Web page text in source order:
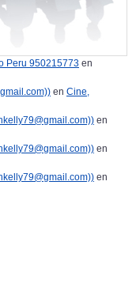
Peru 950215773 en
en Cine,
en
en
en